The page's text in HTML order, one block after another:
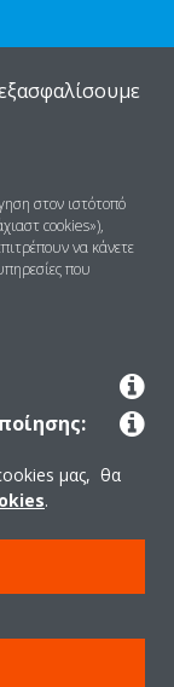
ΧΡΗΣΗΣ COOKIES
δεοντολογία
στον ιστότοπό
cookies»),
να κάνετε
που
μας, θα
.